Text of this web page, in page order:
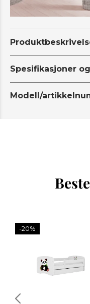
Spesifikasjoner
Modell/
-20%